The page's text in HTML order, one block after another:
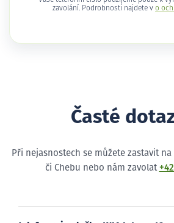
zavolání. Podrobnosti najdete v o
Časté
Při nejasnostech se můžete zastavit
či Chebu nebo nám zavolat